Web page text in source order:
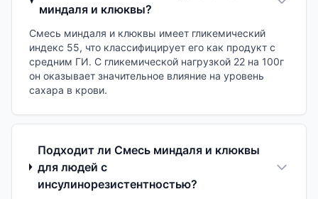
миндаля и клюквы?
Смесь миндаля и клюквы имеет гликемический
индекс 55, что классифицирует его как продукт с
средним ГИ. С гликемической нагрузкой 22 на 100г
он оказывает значительное влияние на уровень
сахара в крови.
Подходит ли Смесь миндаля и клюквы
для людей с
инсулинорезистентностью?